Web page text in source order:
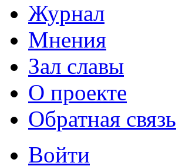
Журнал
Мнения
Зал славы
О проекте
Обратная связь
Войти